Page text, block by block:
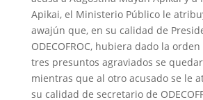
Apikai, el Ministerio Público le
awajún que, en su calidad de
ODECOFROC, hubiera dado la
tres presuntos agraviados se
mientras que al otro acusado se le
su calidad de secretario de